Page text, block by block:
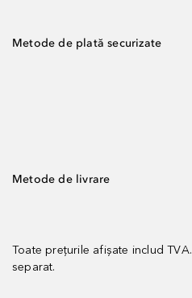
Metode de plată securizate
Metode de livrare
Toate prețurile afișate includ TVA.
separat.